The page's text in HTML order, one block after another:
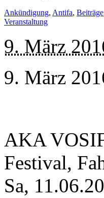
Ankündigung, Antifa, Beiträge
Veranstaltung
9. März
9. März
AKA
Festival,
Sa,